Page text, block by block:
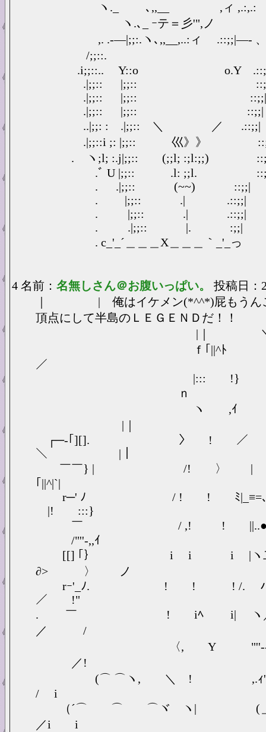
ヽ._ ゝ ､,,__ ,ィ ,.:,.:
ヽ.､_ ｰテ＝彡'",ノ
,. .-―|;;:.ヽ､,,__,..:ィ .::;;|―-
/;;::. .::;;
.i;;::.. Y::ο о.Y
.|;;:: |;;:: ::;;|
.|;;:: |;;:: ::;;|
.|;;:: |;;:: ::;;|
..|;;: : .|;;:: ＼ ／ .::;;|
.|;;::i ;: |;;:: 巛》》
. ヽ;l; :.j|;;:: (;;l; :;l:;;)
.ﾞ U |;;:: .l: ;;l.
. .|;;:: (~~) ::;;|
. |;;:: .| .::;;|
. |;;:: .| .::;;|
. .|;;:: |. :;;|
. c_'_´＿＿＿X＿＿＿｀_'_っ
4 名前： 名無しさん＠お腹いっぱい。 投稿日：
｜ | 俺はイケメン(*^^*)屁もうんこ
頂点にして半島のＬＥＧＥＮＤだ！！
|｜ ＼＿＿ ＿＿
ｆ｢||^
／
|:::
ｎ
ヽ ,ｲ -
|｜
┌─‐｢][]. 〉 !
＼ |｜
￣￣} | /! 〉 |
｢||^|`|
r─' ﾉ / ! ! ﾐ|_≡=､´
|! :::}
￣ / ,! ! ||..● .|￣|.
/"''-,,ｲ
[[] ｢｝ i i i |ヽ二
∂> 〉 ノ
rｰ'_ﾉ. ! ! ! /. ハ
／ !"
. ￣ ! iﾍ i| ヽ／ヽ／
／ /
〈, Y "''--､ ヽ二
／!
(⌒ ⌒ヽ, ＼ ! ,.ｨ';
/ i
（´⌒ ⌒ ⌒ヾ ヽ| (＿
／i i